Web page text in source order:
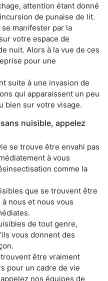
attention étant donné
de punaise de lit.
manifester par la
votre espace de
nuit. Alors à la vue de ces
pour une
suite à une invasion de
qui apparaissent un peu
bien sur votre visage.
nuisible, appelez
se trouve être envahi pas
à vous
comme la
que se trouvent être
nous et nous vous
de tout genre,
vous donnent des
être vraiment
pour un cadre de vie
nos équipes de